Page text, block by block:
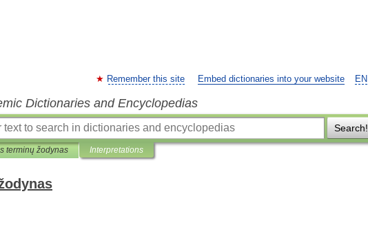
EN
Remember this site Embed dictionaries into your website
Dictionaries and Encyclopedias
Search!
terminų žodynas Interpretations